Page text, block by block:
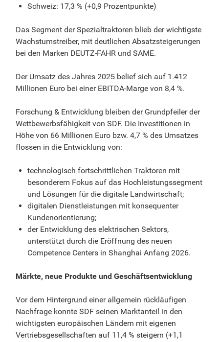
Schweiz: 17,3 % (+0,9 Prozentpunkte)
Das Segment der Spezialtraktoren blieb der wichtigste
Wachstumstreiber, mit deutlichen Absatzsteigerungen
bei den Marken DEUTZ-FAHR und SAME.
Der Umsatz des Jahres 2025 belief sich auf 1.412
Millionen Euro bei einer EBITDA-Marge von 8,4 %.
Forschung & Entwicklung bleiben der Grundpfeiler der
Wettbewerbsfähigkeit von SDF. Die Investitionen in
Höhe von 66 Millionen Euro bzw. 4,7 % des Umsatzes
flossen in die Entwicklung von:
technologisch fortschrittlichen Traktoren mit
besonderem Fokus auf das Hochleistungssegment
und Lösungen für die digitale Landwirtschaft;
digitalen Dienstleistungen mit konsequenter
Kundenorientierung;
der Entwicklung des elektrischen Sektors,
unterstützt durch die Eröffnung des neuen
Competence Centers in Shanghai Anfang 2026.
Märkte, neue Produkte und Geschäftsentwicklung
Vor dem Hintergrund einer allgemein rückläufigen
Nachfrage konnte SDF seinen Marktanteil in den
wichtigsten europäischen Ländern mit eigenen
Vertriebsgesellschaften auf 11,4 % steigern (+1,1